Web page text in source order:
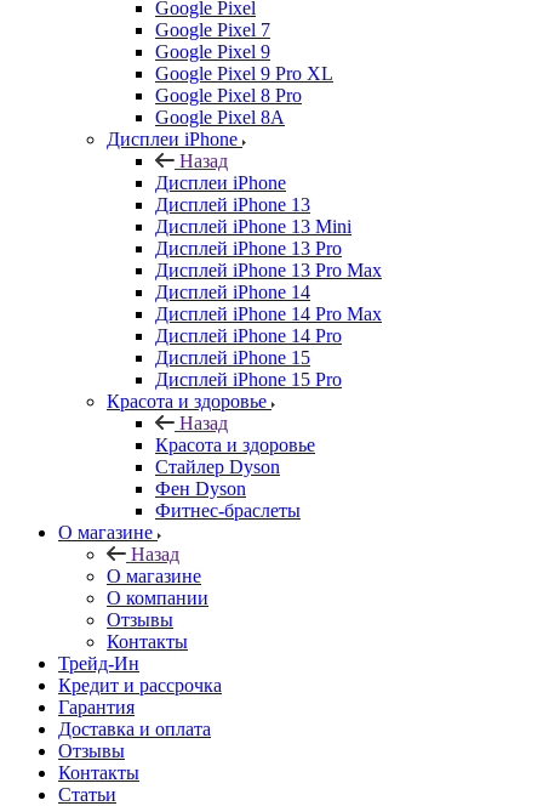
Google Pixel
Google Pixel 7
Google Pixel 9
Google Pixel 9 Pro XL
Google Pixel 8 Pro
Google Pixel 8A
Дисплеи iPhone
Назад
Дисплеи iPhone
Дисплей iPhone 13
Дисплей iPhone 13 Mini
Дисплей iPhone 13 Pro
Дисплей iPhone 13 Pro Max
Дисплей iPhone 14
Дисплей iPhone 14 Pro Max
Дисплей iPhone 14 Pro
Дисплей iPhone 15
Дисплей iPhone 15 Pro
Красота и здоровье
Назад
Красота и здоровье
Стайлер Dyson
Фен Dyson
Фитнес-браслеты
О магазине
Назад
О магазине
О компании
Отзывы
Контакты
Трейд-Ин
Кредит и рассрочка
Гарантия
Доставка и оплата
Отзывы
Контакты
Статьи